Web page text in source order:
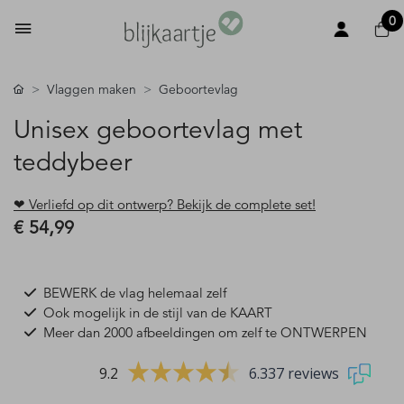
0
Vlaggen maken Geboortevlag
Unisex geboortevlag met
teddybeer
❤ Verliefd op dit ontwerp? Bekijk de complete set!
€ 54,99
BEWERK de vlag helemaal zelf
Ook mogelijk in de stijl van de KAART
Meer dan 2000 afbeeldingen om zelf te ONTWERPEN
9.2 6.337 reviews